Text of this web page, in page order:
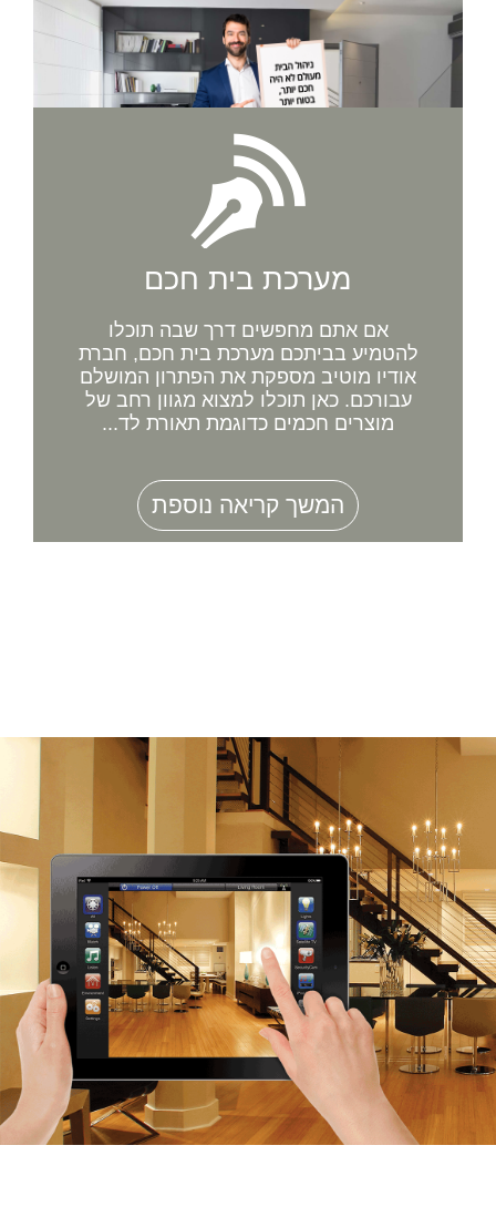
מערכת בית חכם
אם אתם מחפשים דרך שבה תוכלו
להטמיע בביתכם מערכת בית חכם, חברת
אודיו מוטיב מספקת את הפתרון המושלם
עבורכם. כאן תוכלו למצוא מגוון רחב של
מוצרים חכמים כדוגמת תאורת לד...
המשך קריאה נוספת